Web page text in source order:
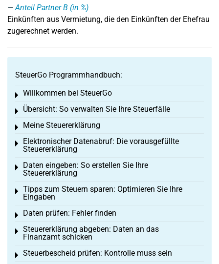
Anteil Partner B (in %)
Einkünften aus Vermietung, die den Einkünften der Ehefrau
zugerechnet werden.
SteuerGo Programmhandbuch:
Willkommen bei SteuerGo
Toggle menu
Übersicht: So verwalten Sie Ihre Steuerfälle
Toggle menu
Meine Steuererklärung
Toggle menu
Elektronischer Datenabruf: Die vorausgefüllte
Steuererklärung
Toggle menu
Daten eingeben: So erstellen Sie Ihre
Steuererklärung
Toggle menu
Tipps zum Steuern sparen: Optimieren Sie Ihre
Eingaben
Toggle menu
Daten prüfen: Fehler finden
Toggle menu
Steuererklärung abgeben: Daten an das
Finanzamt schicken
Toggle menu
Steuerbescheid prüfen: Kontrolle muss sein
Toggle menu